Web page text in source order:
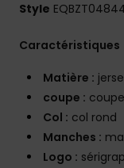
Style
Caractéristiques
Matière :
coupe :
Col : col rond
Manches :
Logo :